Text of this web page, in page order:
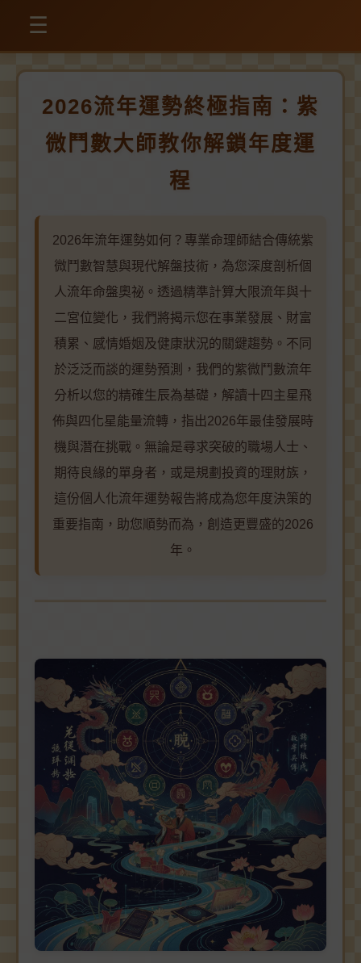
☰
2026流年運勢終極指南：紫
微鬥數大師教你解鎖年度運
程
2026年流年運勢如何？專業命理師結合傳統紫
微鬥數智慧與現代解盤技術，為您深度剖析個
人流年命盤奧祕。透過精準計算大限流年與十
二宮位變化，我們將揭示您在事業發展、財富
積累、感情婚姻及健康狀況的關鍵趨勢。不同
於泛泛而談的運勢預測，我們的紫微鬥數流年
分析以您的精確生辰為基礎，解讀十四主星飛
佈與四化星能量流轉，指出2026年最佳發展時
機與潛在挑戰。無論是尋求突破的職場人士、
期待良緣的單身者，或是規劃投資的理財族，
這份個人化流年運勢報告將成為您年度決策的
重要指南，助您順勢而為，創造更豐盛的2026
年。